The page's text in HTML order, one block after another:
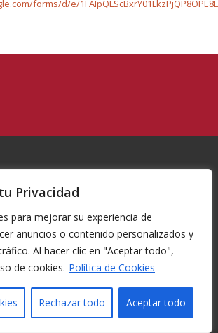
Privacidad
para mejorar su experiencia de
anuncios o contenido personalizados y
Al hacer clic en "Aceptar todo",
de cookies. Política de Cookies
Rechazar todo Aceptar todo
forms/d/e/
de tiro con arco Region de Murcia-
COMUNICACIONES
REGLAMENTACIÓN CONTACTO